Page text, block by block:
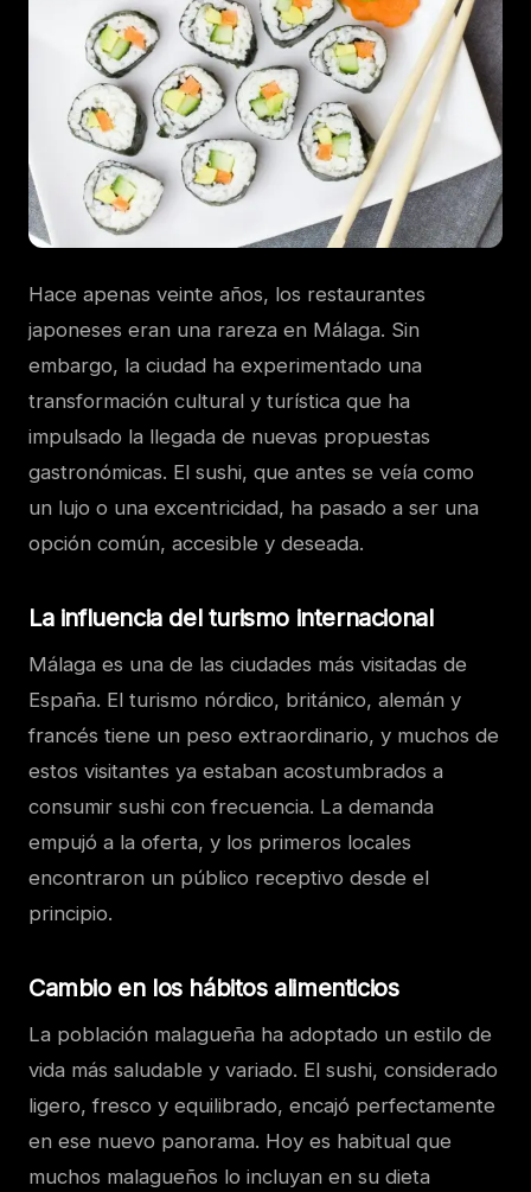
Hace apenas veinte años, los restaurantes
japoneses eran una rareza en Málaga. Sin
embargo, la ciudad ha experimentado una
transformación cultural y turística que ha
impulsado la llegada de nuevas propuestas
gastronómicas. El sushi, que antes se veía como
un lujo o una excentricidad, ha pasado a ser una
opción común, accesible y deseada.
La influencia del turismo internacional
Málaga es una de las ciudades más visitadas de
España. El turismo nórdico, británico, alemán y
francés tiene un peso extraordinario, y muchos de
estos visitantes ya estaban acostumbrados a
consumir sushi con frecuencia. La demanda
empujó a la oferta, y los primeros locales
encontraron un público receptivo desde el
principio.
Cambio en los hábitos alimenticios
La población malagueña ha adoptado un estilo de
vida más saludable y variado. El sushi, considerado
ligero, fresco y equilibrado, encajó perfectamente
en ese nuevo panorama. Hoy es habitual que
muchos malagueños lo incluyan en su dieta